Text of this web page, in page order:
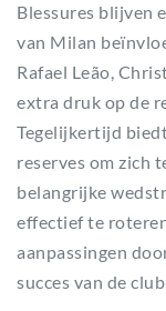
Blessures blijven
van Milan
Rafael Leão,
extra druk op de
Tegelijkertijd
reserves om zich
belangrijke
effectief te
aanpassingen
succes van de